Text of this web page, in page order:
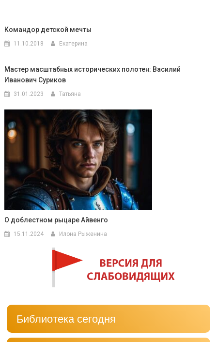
Командор детской мечты
11.10.2018 Екатерина
Мастер масштабных исторических полотен: Василий
Иванович Суриков
31.01.2023 Татьяна
О доблестном рыцаре Айвенго
15.11.2024 Илона Рыженина
Библиотека сегодня